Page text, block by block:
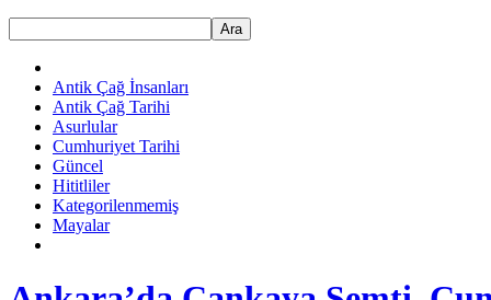
Ara
Antik Çağ İnsanları
Antik Çağ Tarihi
Asurlular
Cumhuriyet Tarihi
Güncel
Hititliler
Kategorilenmemiş
Mayalar